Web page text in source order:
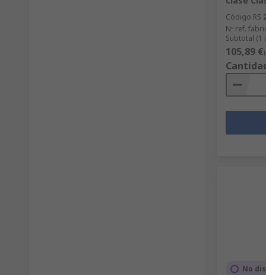
Código RS
Nº ref.
Subtotal (1
105,89 €
No